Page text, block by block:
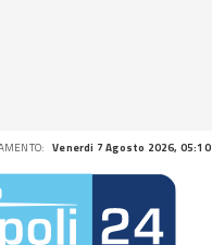
Venerdi 7 Agosto 2026, 05:10